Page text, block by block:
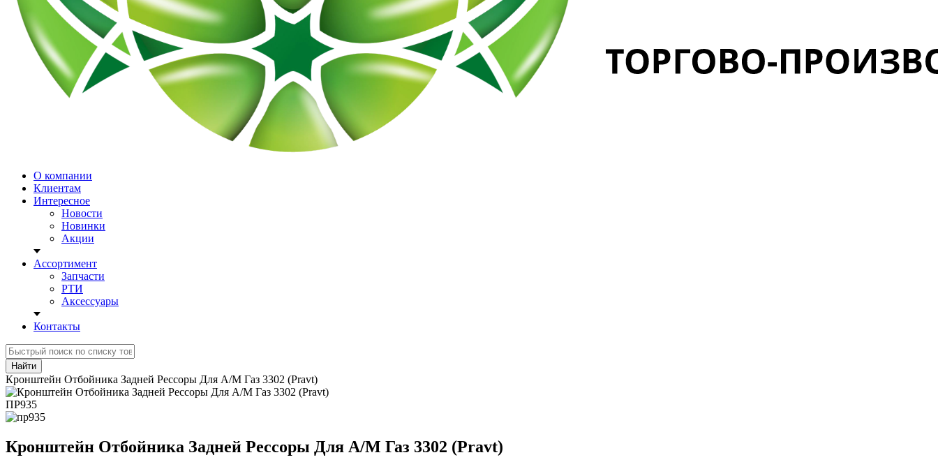
О компании
Клиентам
Интересное
Новости
Новинки
Акции
Ассортимент
Запчасти
РТИ
Аксессуары
Контакты
Найти
Кронштейн Отбойника Задней Рессоры Для А/М Газ 3302 (Pravt)
ПР935
Кронштейн Отбойника Задней Рессоры Для А/М Газ 3302 (Pravt)